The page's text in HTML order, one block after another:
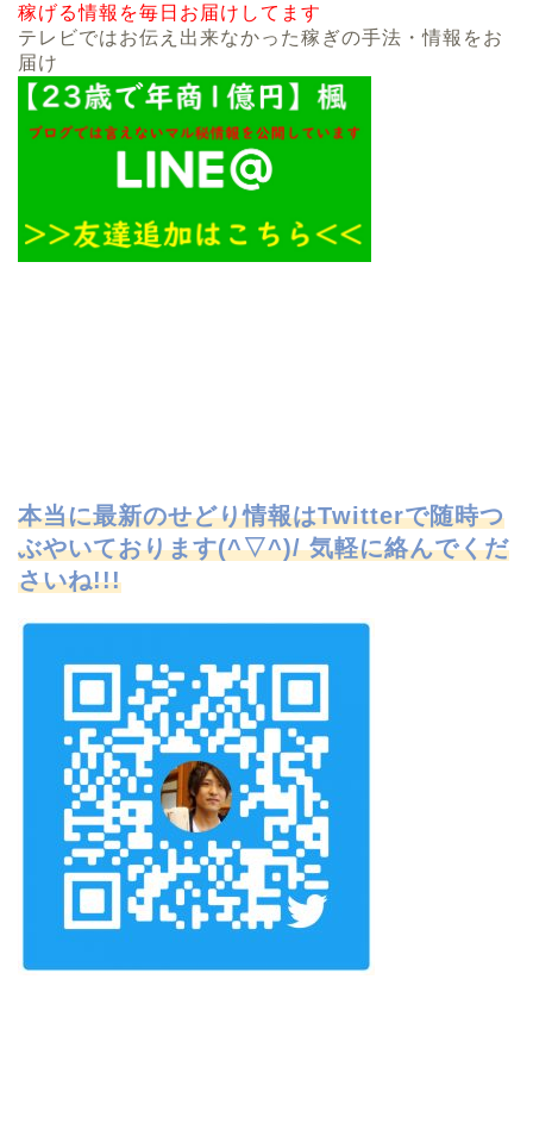
稼げる情報を毎日お届けしてます
テレビではお伝え出来なかった稼ぎの手法・情報をお
届け
本当に最新のせどり情報はTwitterで随時つ
ぶやいております(^▽^)/ 気軽に絡んでくだ
さいね!!!